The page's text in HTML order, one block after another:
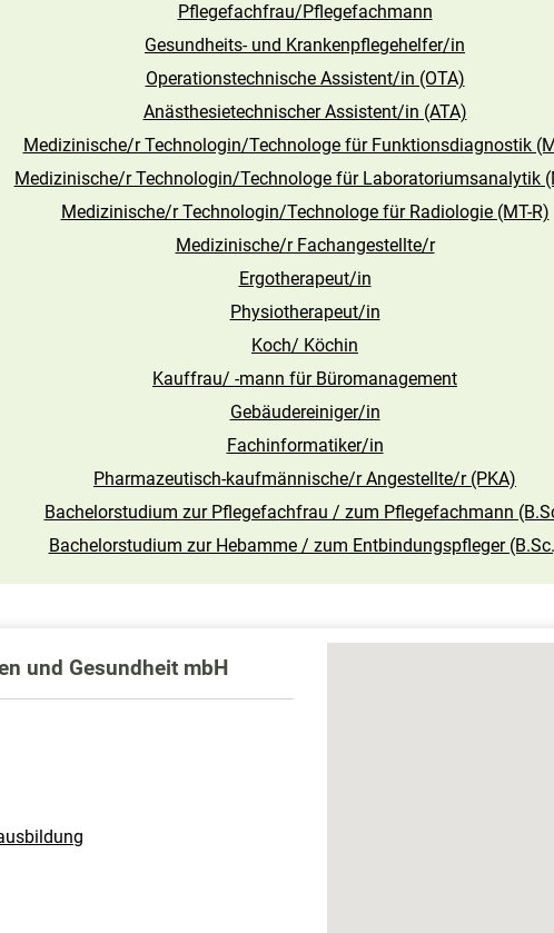
Pflegefachfrau/Pflegefachmann
Gesundheits- und Krankenpflegehelfer/in
Operationstechnische Assistent/in (OTA)
Anästhesietechnischer Assistent/in (ATA)
Medizinische/r Technologin/Technologe für Funktionsdiagnostik
Medizinische/r Technologin/Technologe für Laboratoriumsanalytik
Medizinische/r Technologin/Technologe für Radiologie (MT-R)
Medizinische/r Fachangestellte/r
Ergotherapeut/in
Physiotherapeut/in
Koch/ Köchin
Kauffrau/ -mann für Büromanagement
Gebäudereiniger/in
Fachinformatiker/in
Pharmazeutisch-kaufmännische/r Angestellte/r (PKA)
Bachelorstudium zur Pflegefachfrau / zum Pflegefachmann
Bachelorstudium zur Hebamme / zum Entbindungspfleger
und Gesundheit mbH